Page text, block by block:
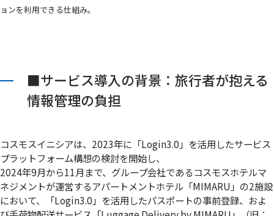
ョンを利用できる仕組み。
■サービス導入の背景：旅行者が抱える
情報管理の負担
コスモスイニシアは、2023年に「Login3.0」を活用したサービス
プラットフォーム構想の検討を開始し、
2024年9月から11月まで、グループ会社であるコスモスホテルマ
ネジメントが運営するアパートメントホテル「MIMARU」の2施設
において、「Login3.0」を活用したパスポートの事前登録、およ